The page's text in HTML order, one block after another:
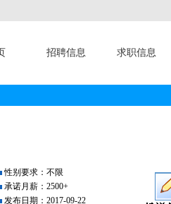
招聘信息 求职信息
性别要求：不限
承诺月薪：2500+
发布日期：2017-09-22